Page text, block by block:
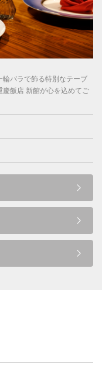
バラで飾る特別なテーブ
飯店 新館が心を込めてご